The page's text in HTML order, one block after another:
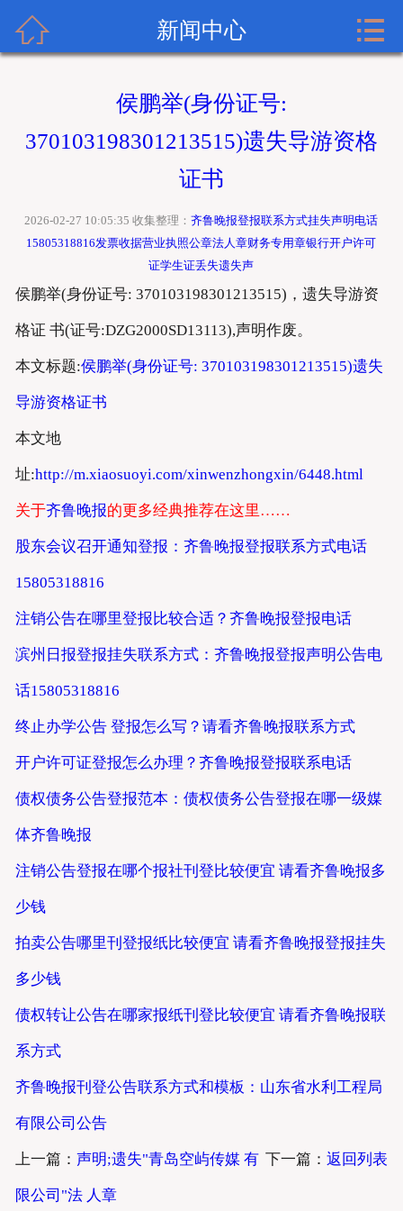
齐鲁晚报广告网首页
齐鲁晚报登报内容
齐鲁晚报登报挂失流程
齐鲁晚报联系方式
 新闻中心 
侯鹏举(身份证号:
370103198301213515)遗失导游资格
证书
2026-02-27 10:05:35 收集整理：齐鲁晚报登报联系方式挂失声明电话
15805318816发票收据营业执照公章法人章财务专用章银行开户许可
证学生证丢失遗失声
侯鹏举(身份证号: 370103198301213515)，遗失导游资
格证 书(证号:DZG2000SD13113),声明作废。
本文标题:侯鹏举(身份证号: 370103198301213515)遗失
导游资格证书
本文地
址:http://m.xiaosuoyi.com/xinwenzhongxin/6448.html
关于齐鲁晚报的更多经典推荐在这里……
股东会议召开通知登报：齐鲁晚报登报联系方式电话
15805318816
注销公告在哪里登报比较合适？齐鲁晚报登报电话
滨州日报登报挂失联系方式：齐鲁晚报登报声明公告电
话15805318816
终止办学公告 登报怎么写？请看齐鲁晚报联系方式
开户许可证登报怎么办理？齐鲁晚报登报联系电话
债权债务公告登报范本：债权债务公告登报在哪一级媒
体齐鲁晚报
注销公告登报在哪个报社刊登比较便宜 请看齐鲁晚报多
少钱
拍卖公告哪里刊登报纸比较便宜 请看齐鲁晚报登报挂失
多少钱
债权转让公告在哪家报纸刊登比较便宜 请看齐鲁晚报联
系方式
齐鲁晚报刊登公告联系方式和模板：山东省水利工程局
有限公司公告
下一篇：返回列表
上一篇： 声明;遗失"青岛空屿传媒 有
限公司"法 人章